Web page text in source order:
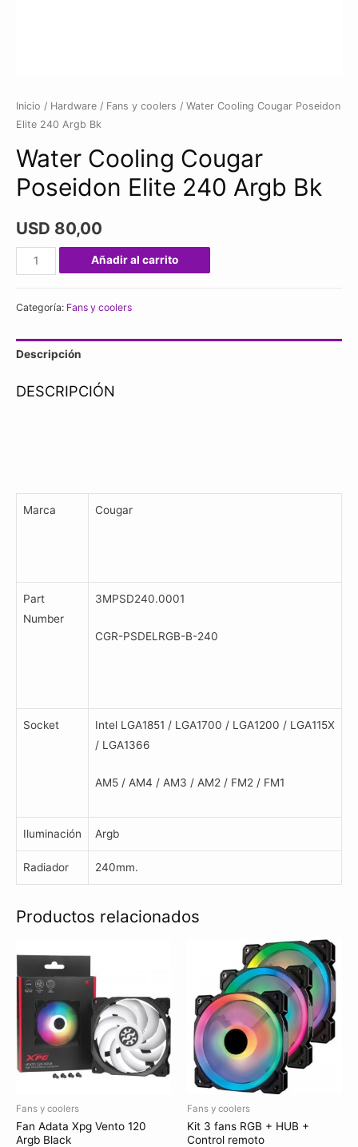
Inicio / Hardware / Fans y coolers / Water Cooling Cougar Poseidon
Elite 240 Argb Bk
Water Cooling Cougar
Poseidon Elite 240 Argb Bk
USD 80,00
Water
Cooling
Poseidon
240
Bk
Añadir al carrito
Categoría: Fans y coolers
Descripción
DESCRIPCIÓN
Marca Cougar
Part
Number
3MPSD240.0001
CGR-PSDELRGB-B-240
Socket
Intel LGA1851 / LGA1700 / LGA1200 / LGA115X
/ LGA1366
AM5 / AM4 / AM3 / AM2 / FM2 / FM1
Iluminación Argb
Radiador 240mm.
Productos relacionados
Fans y coolers
Fan Adata Xpg Vento 120
Argb Black
Fans y coolers
Kit 3 fans RGB + HUB +
Control remoto